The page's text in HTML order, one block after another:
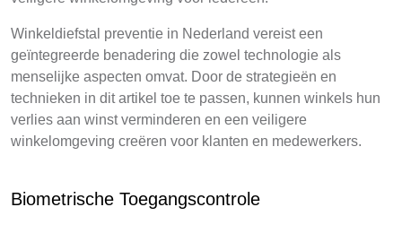
Winkeldiefstal preventie in Nederland vereist een
geïntegreerde benadering die zowel technologie als
menselijke aspecten omvat. Door de strategieën en
technieken in dit artikel toe te passen, kunnen winkels hun
verlies aan winst verminderen en een veiligere
winkelomgeving creëren voor klanten en medewerkers.
Biometrische Toegangscontrole